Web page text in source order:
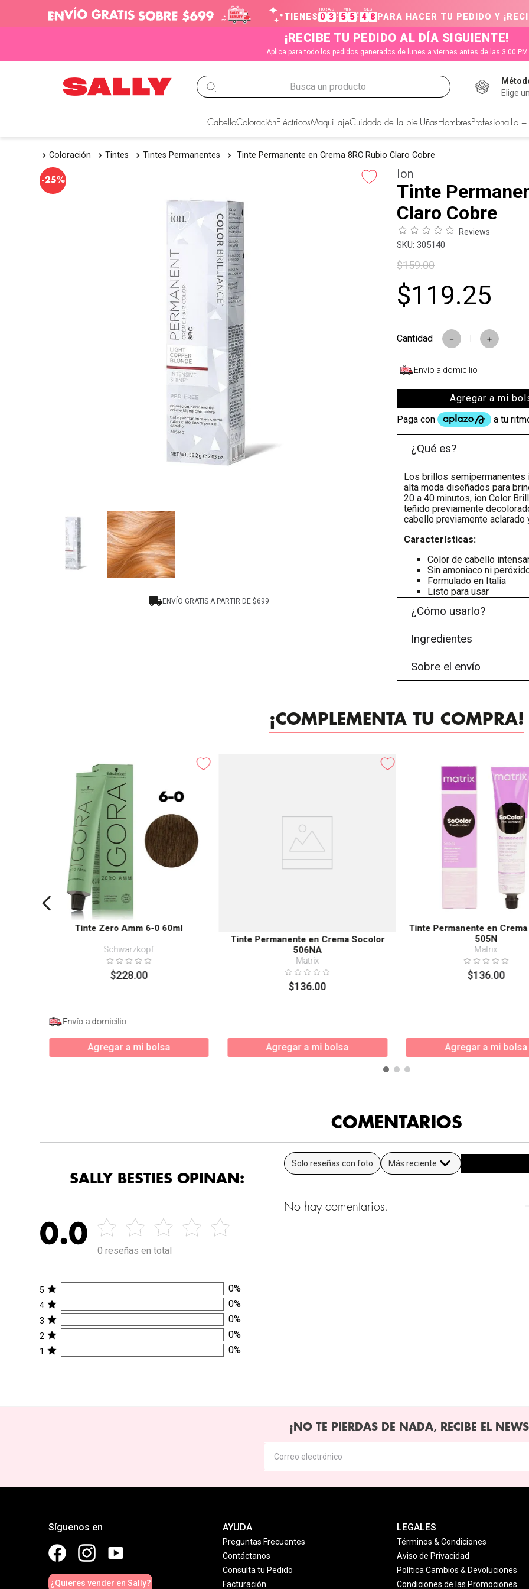
TIENES
HORAS
0 3 :
MIN
5 5:
SEG
4 8 PARA HACER TU PEDIDO Y
¡RECIBE TU PEDIDO AL DÍA SIGUIENTE!
Aplica para todo los pedidos generados de lunes a viernes antes de las 3:00 PM
Busca un producto
Elige
CabelloColoraciónEléctricosMaquillajeCuidado de la piel Uñas Hombres Profesional Lo
Coloración Tintes Tintes Permanentes Tinte Permanente en Crema 8RC Rubio Claro Cobre
-25%
ENVÍO GRATIS A PARTIR DE $699
Ion
Tinte
Claro Cobre
Reviews
: 305140
$159.00
$119.25
＋
－
Envío a domicilio
Agregar a mi
¿Qué es?
Los brillos
alta moda diseñados para
20 a 40 minutos, ion Color
teñido previamente
cabello previamente aclarado
Características:
Color de cabello
Sin amoniaco ni
Formulado en Italia
Listo para usar
¿Cómo usarlo?
Ingredientes
Sobre el envío
¡COMPLEMENTA TU COMPRA!
Tinte Zero Amm 6-0 60ml
Schwarzkopf
$228.00
Envío a domicilio
Agregar a mi bolsa
Tinte Permanente en Crema Socolor
506NA
Matrix
$136.00
Agregar a mi bolsa
Tinte Permanente en
505N
Matrix
$136.00
Agregar a mi bolsa
COMENTARIOS
SALLY BESTIES OPINAN:
0.0
0 reseñas en total
5 0%
4 0%
3 0%
2 0%
1 0%
Solo reseñas con foto Más reciente
No hay comentarios.
¡NO TE PIERDAS DE NADA, RECIBE EL
Síguenos en
¿Quieres vender en Sally?
AYUDA
Preguntas Frecuentes
Contáctanos
Consulta tu Pedido
Facturación
LEGALES
Términos & Condiciones
Aviso de Privacidad
Política Cambios & Devoluciones
Condiciones de las Promociones
TÉRMINOS MÁS BUSCADOS
2. igora
4. ion
5. olaplex
6. manic panic
7 protectores termicos
8 tocobo
9 .
10.